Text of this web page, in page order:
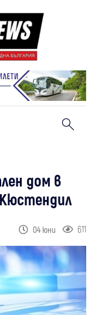
дом в
04 юни 611